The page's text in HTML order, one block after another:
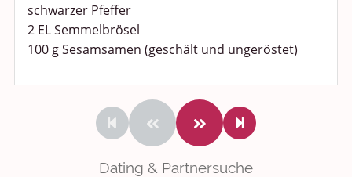
schwarzer Pfeffer
2 EL Semmelbrösel
100 g Sesamsamen (geschält und ungeröstet)
Dating & Partnersuche